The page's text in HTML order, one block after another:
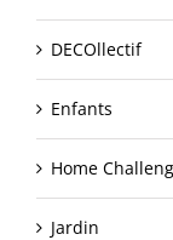
DECOllectif
Enfants
Home
Jardin